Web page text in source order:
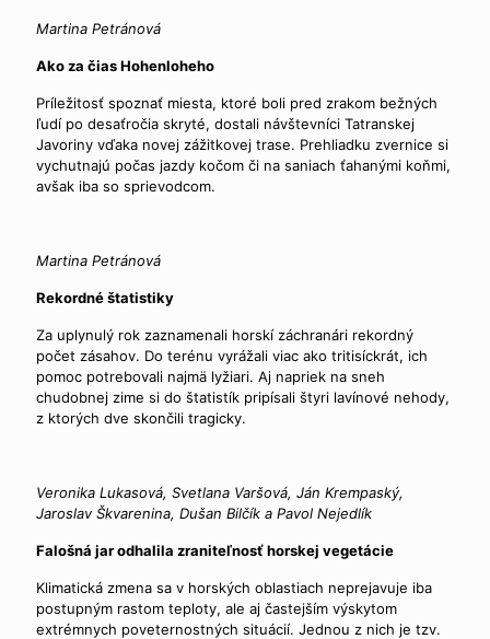
Martina Petránová
Ako za čias Hohenloheho
Príležitosť spoznať miesta, ktoré boli pred zrakom bežných
ľudí po desaťročia skryté, dostali návštevníci Tatranskej
Javoriny vďaka novej zážitkovej trase. Prehliadku zvernice si
vychutnajú počas jazdy kočom či na saniach ťahanými koňmi,
avšak iba so sprievodcom.
Martina Petránová
Rekordné štatistiky
Za uplynulý rok zaznamenali horskí záchranári rekordný
počet zásahov. Do terénu vyrážali viac ako tritisíckrát, ich
pomoc potrebovali najmä lyžiari. Aj napriek na sneh
chudobnej zime si do štatistík pripísali štyri lavínové nehody,
z ktorých dve skončili tragicky.
Veronika Lukasová, Svetlana Varšová, Ján Krempaský,
Jaroslav Škvarenina, Dušan Bilčík a Pavol Nejedlík
Falošná jar odhalila zraniteľnosť horskej vegetácie
Klimatická zmena sa v horských oblastiach neprejavuje iba
postupným rastom teploty, ale aj častejším výskytom
extrémnych poveternostných situácií. Jednou z nich je tzv.